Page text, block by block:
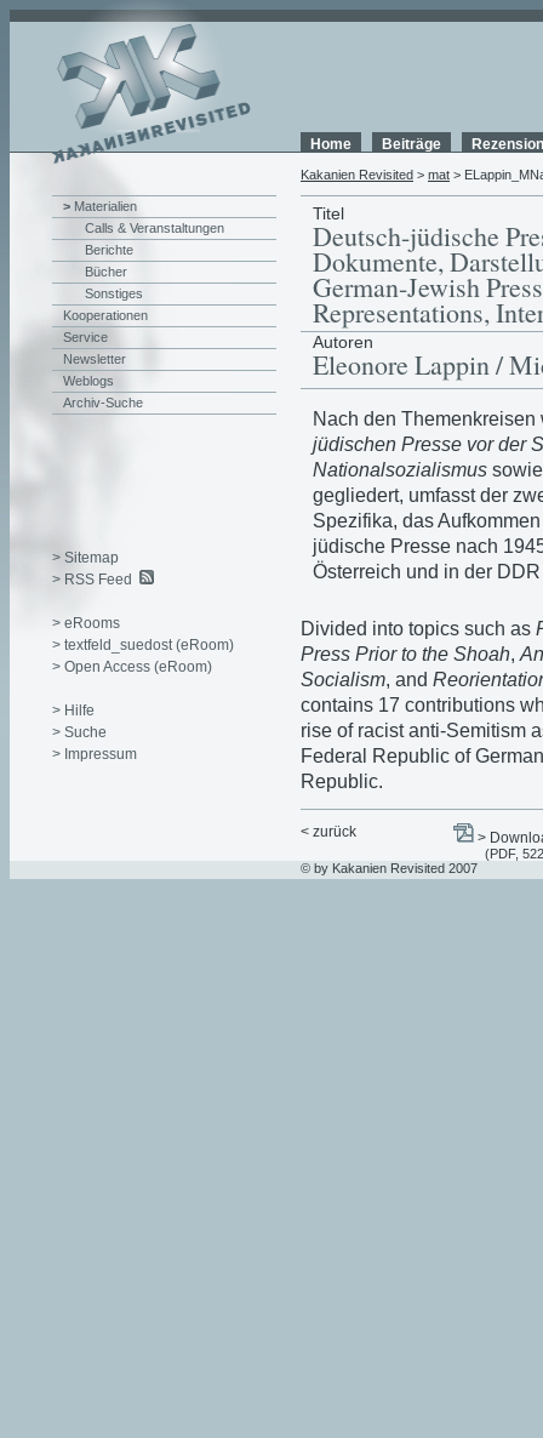
Home Beiträge
Kakanien Revisited > mat >
Titel
Deutsch-jüdische
Dokumente,
German-Jewish
Representations,
Autoren
Eleonore Lappin /
Nach den
jüdischen Presse vor der
Nationalsozialismus
gegliedert, umfasst der
Spezifika, das
jüdische Presse nach
Österreich und in der
Divided into topics such as
Press Prior to the Shoah,
Socialism, and
contains 17 contributions
rise of racist anti-Semitism
Federal Republic of
Republic.
< zurück >
(PDF,
> Materialien
Calls & Veranstaltungen
Berichte
Bücher
Sonstiges
Kooperationen
Service
Newsletter
Weblogs
Archiv-Suche
> Sitemap
> RSS Feed
> eRooms
> textfeld_suedost (eRoom)
> Open Access (eRoom)
> Hilfe
> Suche
> Impressum
© by Kakanien Revisited 2007